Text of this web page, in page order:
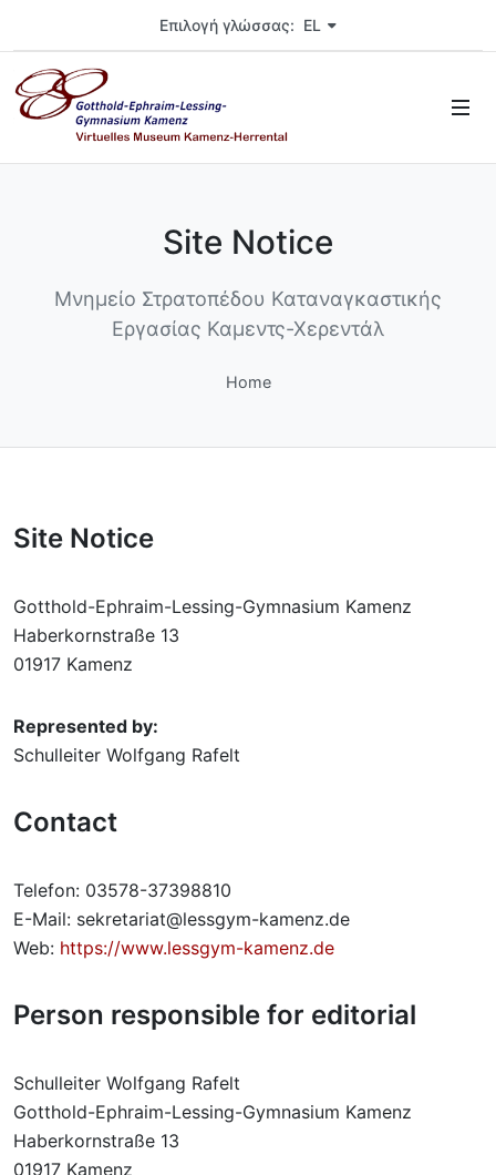
Επιλογή γλώσσας: EL
Site Notice
Μνημείο Στρατοπέδου Καταναγκαστικής
Εργασίας Καμεντς-Χερεντάλ
Home
Site Notice
Gotthold-Ephraim-Lessing-Gymnasium Kamenz
Haberkornstraße 13
01917 Kamenz
Represented by:
Schulleiter Wolfgang Rafelt
Contact
Telefon: 03578-37398810
E-Mail: sekretariat@lessgym-kamenz.de
Web: https://www.lessgym-kamenz.de
Person responsible for editorial
Schulleiter Wolfgang Rafelt
Gotthold-Ephraim-Lessing-Gymnasium Kamenz
Haberkornstraße 13
01917 Kamenz